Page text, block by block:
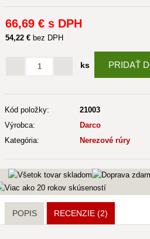
66,69 € s DPH
54,22 € bez DPH
ks PRIDAŤ
Kód položky:
21003
Výrobca:
Darco
Kategória:
Nerezové rúry
POPIS RECENZIE (2)